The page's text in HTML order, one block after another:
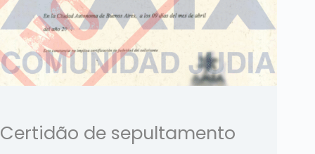
Certidão de sepultamento